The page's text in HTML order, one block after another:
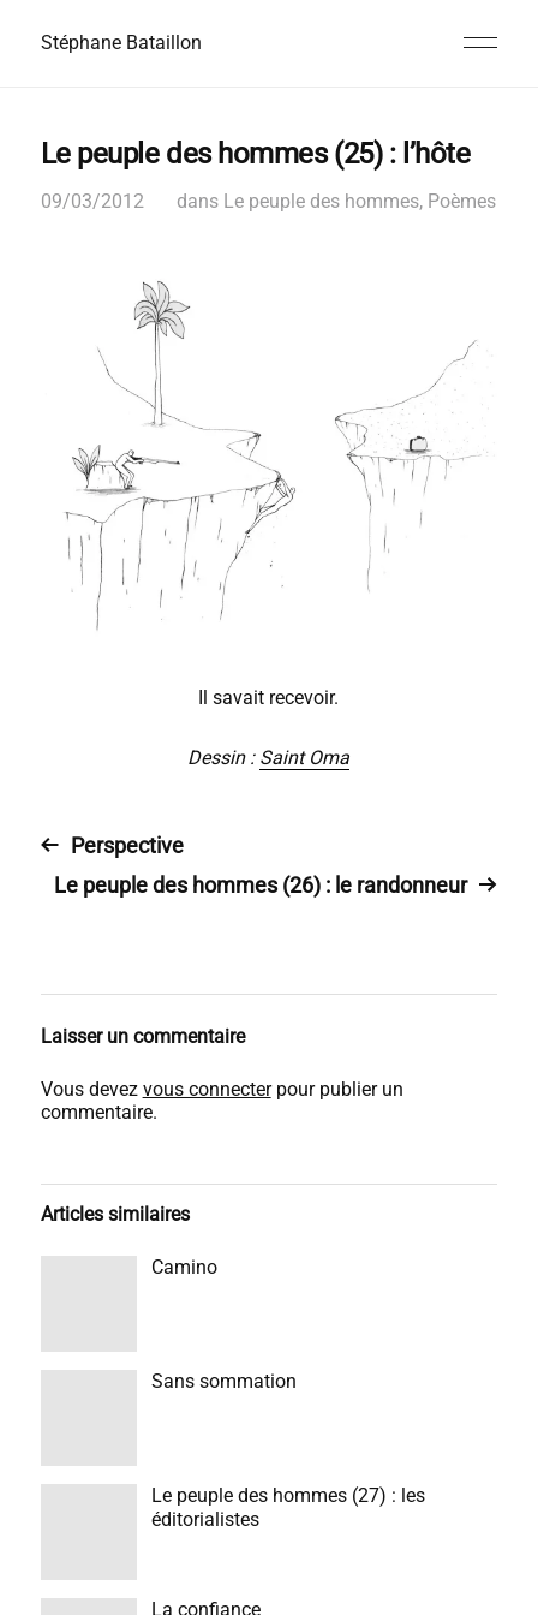
Stéphane Bataillon
Le peuple des hommes (25) : l’hôte
09/03/2012 dans Le peuple des hommes, Poèmes
Il savait recevoir.
Dessin : Saint Oma
Perspective
Le peuple des hommes (26) : le randonneur
Laisser un commentaire
Vous devez vous connecterpour publier un
commentaire.
Articles similaires
Camino
Sans sommation
Le peuple des hommes (27) : les
éditorialistes
La confiance